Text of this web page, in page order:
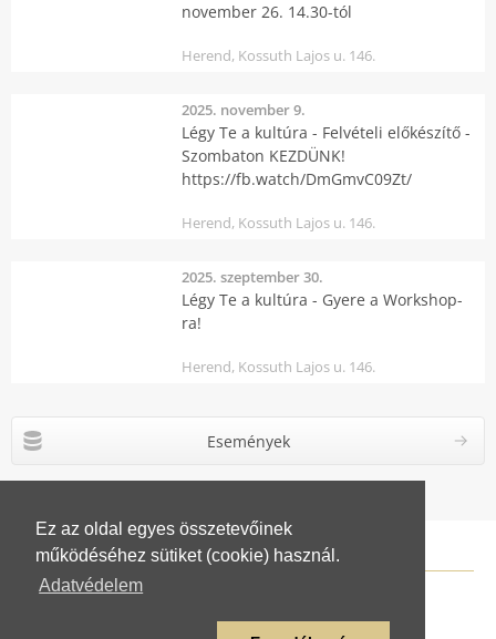
Ez az oldal egyes összetevőinek
működéséhez sütiket (cookie) használ.
Adatvédelem
november 26. 14.30-tól
Herend, Kossuth Lajos u. 146.
2025. november 9.
Légy Te a kultúra - Felvételi előkészítő -
Szombaton KEZDÜNK!
https://fb.watch/DmGmvC09Zt/
Herend, Kossuth Lajos u. 146.
2025. szeptember 30.
Légy Te a kultúra - Gyere a Workshop-
ra!
Herend, Kossuth Lajos u. 146.
Események